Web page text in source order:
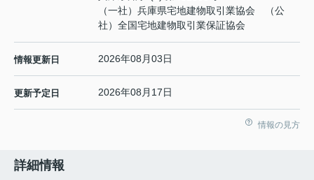
（一社）兵庫県宅地建物取引業協会 （公
社）全国宅地建物取引業保証協会
情報更新日 2026年08月03日
更新予定日 2026年08月17日
情報の見方
詳細情報